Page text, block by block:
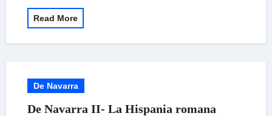
Read More
De Navarra
De Navarra II- La Hispania romana